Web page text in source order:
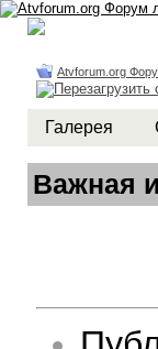
Atvforum.org
Галерея
Важная